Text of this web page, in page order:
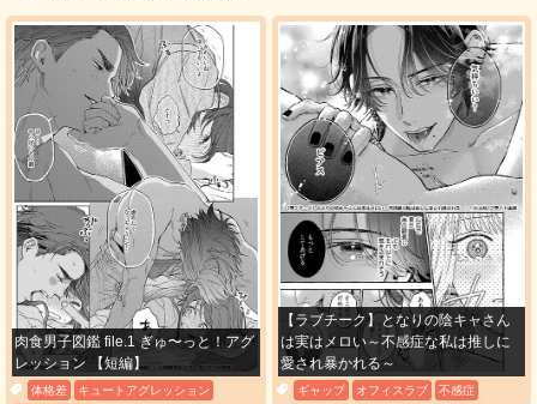
必要ポイント：200
購入する
（19）
必要ポイント：200
購入する
（20）
必要ポイント：200
購入する
肉食男子図鑑 file.1 ぎゅ〜っと！アグ
レッション 【短編】
体格差
キュートアグレッション
【ラブチーク】となりの陰キャさん
は実はメロい～不感症な私は推しに
愛され暴かれる～
ギャップ オフィスラブ 不感症